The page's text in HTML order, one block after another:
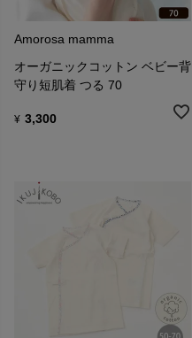
Amorosa mamma
オーガニックコットン ベビー背
守り短肌着 つる 70
¥ 3,300